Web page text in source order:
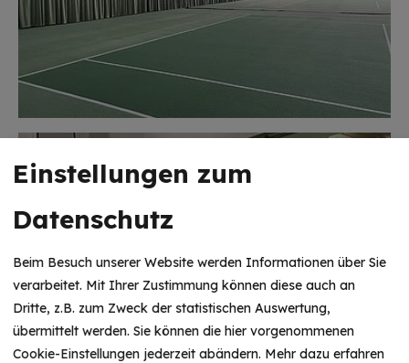
HINWEIS
Christkind & Engel gesucht!
Einstellungen zum
Datenschutz
Beim Besuch unserer Website werden Informationen über Sie
verarbeitet. Mit Ihrer Zustimmung können diese auch an
Dritte, z.B. zum Zweck der statistischen Auswertung,
übermittelt werden. Sie können die hier vorgenommenen
Cookie-Einstellungen jederzeit abändern. Mehr dazu erfahren